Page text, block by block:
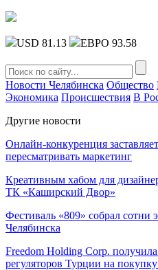
USD 81.13 ЕВРО 93.58
Новости Челябинска Общество
Экономика Происшествия В
Другие новости
Онлайн-конкуренция
пересматривать маркетинг
Креативным хабом для
ТК «Каширский Двор»
Фестиваль «809» собрал сотни
Челябинска
Freedom Holding Corp.
регуляторов Турции на